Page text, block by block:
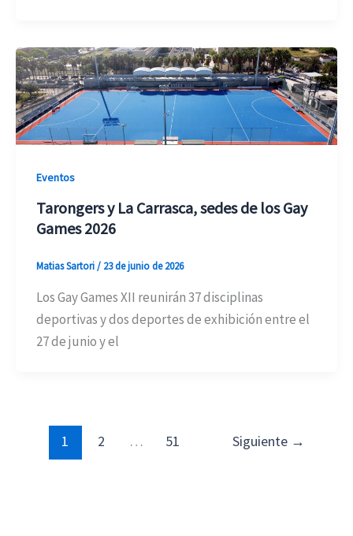
Eventos
Tarongers y La Carrasca, sedes de los Gay
Games 2026
Matias Sartori/ 23 de junio de 2026
Los Gay Games XII reunirán 37 disciplinas
deportivas y dos deportes de exhibición entre el
27 de junio y el
1 2 … 51 Siguiente →